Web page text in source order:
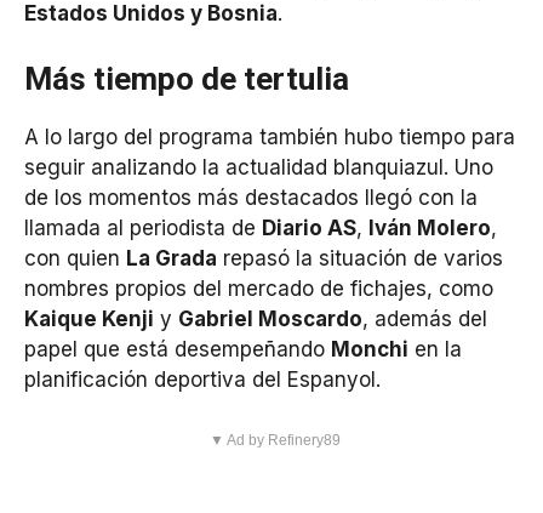
Estados Unidos y Bosnia.
Más tiempo de tertulia
A lo largo del programa también hubo tiempo para
seguir analizando la actualidad blanquiazul. Uno
de los momentos más destacados llegó con la
llamada al periodista de Diario AS, Iván Molero,
con quien La Grada repasó la situación de varios
nombres propios del mercado de fichajes, como
Kaique Kenji y Gabriel Moscardo, además del
papel que está desempeñando Monchi en la
planificación deportiva del Espanyol.
▼ Ad by Refinery89